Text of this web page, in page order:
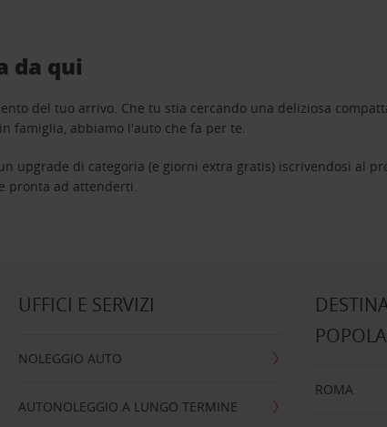
da qui
del tuo arrivo. Che tu stia cercando una deliziosa
famiglia, abbiamo l'auto che fa per te.
upgrade di categoria (e giorni extra gratis) iscrivendosi al
classe pronta ad attenderti.
UFFICI E SERVIZI
NOLEGGIO AUTO
AUTONOLEGGIO A LUNGO TERMINE
ROMA